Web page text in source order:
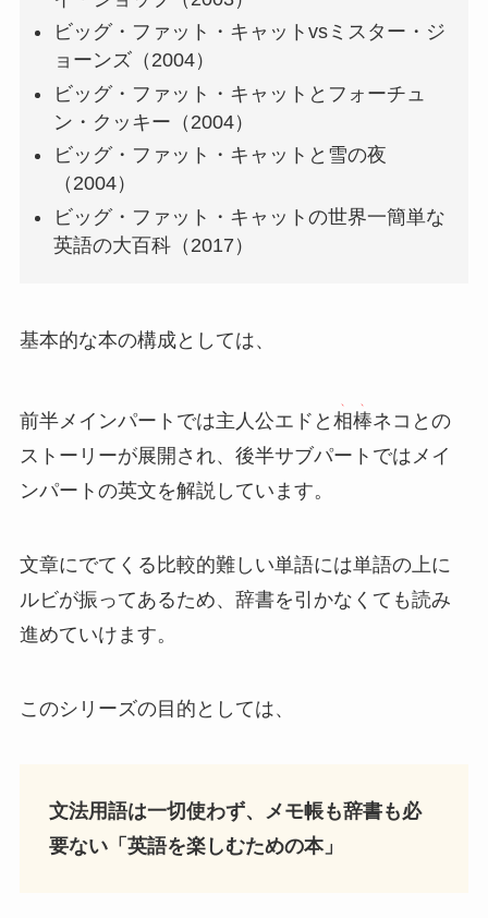
ビッグ・ファット・キャットvsミスター・ジ
ョーンズ（2004）
ビッグ・ファット・キャットとフォーチュ
ン・クッキー（2004）
ビッグ・ファット・キャットと雪の夜
（2004）
ビッグ・ファット・キャットの世界一簡単な
英語の大百科（2017）
基本的な本の構成としては、
前半メインパートでは主人公エドと 相棒ネコとの
ストーリーが展開され、後半サブパートではメイ
ンパートの英文を解説しています。
文章にでてくる比較的難しい単語には単語の上に
ルビが振ってあるため、辞書を引かなくても読み
進めていけます。
このシリーズの目的としては、
文法用語は一切使わず、メモ帳も辞書も必
要ない「英語を楽しむための本」